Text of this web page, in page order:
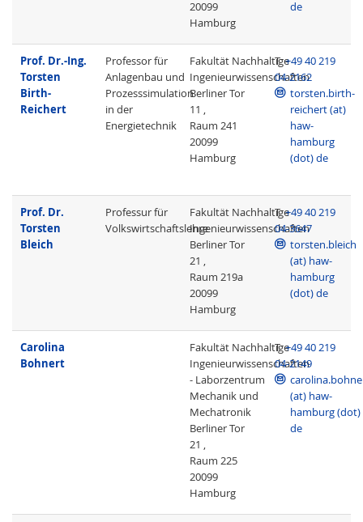
20099
Hamburg
de
Prof. Dr.-Ing.
Torsten
Birth-
Reichert
Professor für
Anlagenbau und
Prozesssimulation
in der
Energietechnik
Fakultät Nachhaltige
Ingenieurwissenschaften
Berliner Tor
11 ,
Raum 241
20099
Hamburg
T +49 40 219
04-2162
torsten.birth-
reichert (at)
haw-
hamburg
(dot) de
Prof. Dr.
Torsten
Bleich
Professur für
Volkswirtschaftslehre
Fakultät Nachhaltige
Ingenieurwissenschaften
Berliner Tor
21 ,
Raum 219a
20099
Hamburg
T +49 40 219
04-3647
torsten.bleich
(at) haw-
hamburg
(dot) de
Carolina
Bohnert
Fakultät Nachhaltige
Ingenieurwissenschaften
- Laborzentrum
Mechanik und
Mechatronik
Berliner Tor
21 ,
Raum 225
20099
Hamburg
T +49 40 219
04-2149
(at) haw-
hamburg (dot)
de